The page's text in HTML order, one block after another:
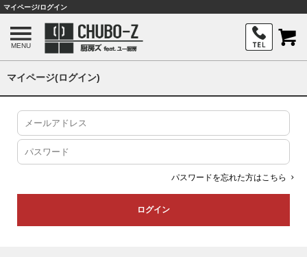
マイページ/ログイン
MENU
マイページ(ログイン)
パスワードを忘れた方はこちら